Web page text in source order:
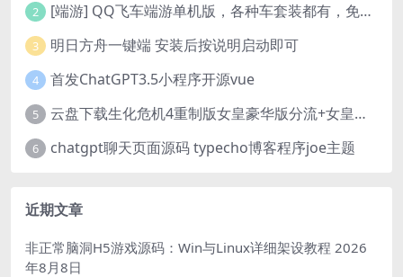
2 [端游] QQ飞车端游单机版，各种车套装都有，免虚拟机
3 明日方舟一键端 安装后按说明启动即可
4 首发ChatGPT3.5小程序开源vue
5 云盘下载生化危机4重制版女皇豪华版分流+女皇学习补丁+修改器 解压即玩【阿里云盘】
6 chatgpt聊天页面源码 typecho博客程序joe主题
近期文章
非正常脑洞H5游戏源码：Win与Linux详细架设教程 2026
年8月8日